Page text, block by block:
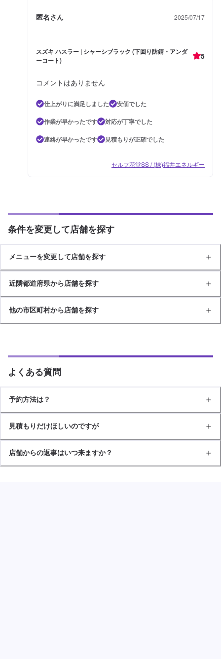
匿名さん 2025/07/17
スズキ ハスラー | シャーシブラック (下回り防錆・アンダ
ーコート)
5
コメントはありません
仕上がりに満足しました
安価でした
作業が早かったです
対応が丁寧でした
連絡が早かったです
見積もりが正確でした
セルフ花堂SS / (株)福井エネルギー
条件を変更して店舗を探す
メニューを変更して店舗を探す
近隣都道府県から店舗を探す
他の市区町村から店舗を探す
よくある質問
予約方法は？
見積もりだけほしいのですが
店舗からの返事はいつ来ますか？